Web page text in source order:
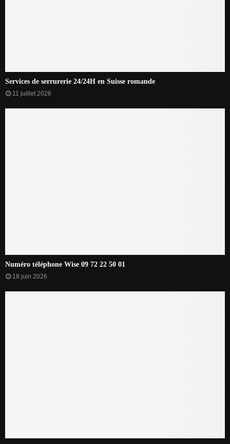
Services de serrurerie 24/24H en Suisse romande
11 juillet 2026
Numéro téléphone Wise 09 72 22 50 01
18 juin 2026